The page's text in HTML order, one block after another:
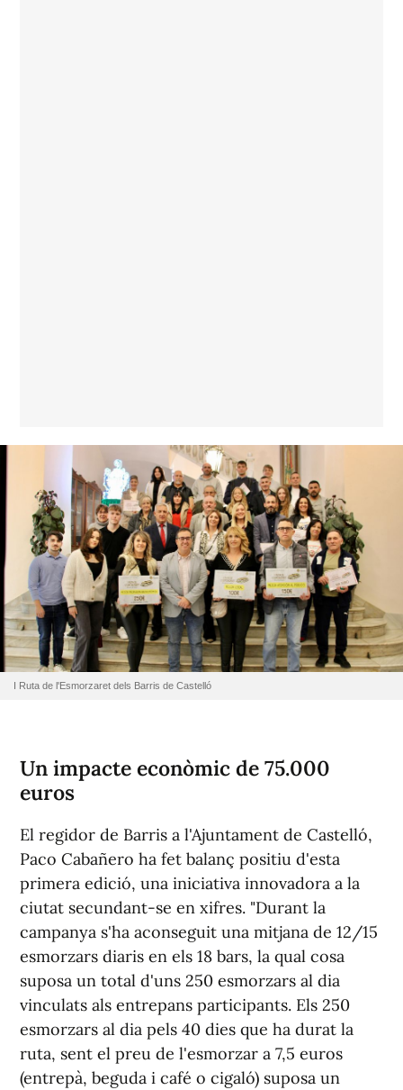
I Ruta de l'Esmorzaret dels Barris de Castelló
Un impacte econòmic de 75.000
euros
El regidor de Barris a l'Ajuntament de Castelló,
Paco Cabañero ha fet balanç positiu d'esta
primera edició, una iniciativa innovadora a la
ciutat secundant-se en xifres. "Durant la
campanya s'ha aconseguit una mitjana de 12/15
esmorzars diaris en els 18 bars, la qual cosa
suposa un total d'uns 250 esmorzars al dia
vinculats als entrepans participants. Els 250
esmorzars al dia pels 40 dies que ha durat la
ruta, sent el preu de l'esmorzar a 7,5 euros
(entrepà, beguda i café o cigaló) suposa un